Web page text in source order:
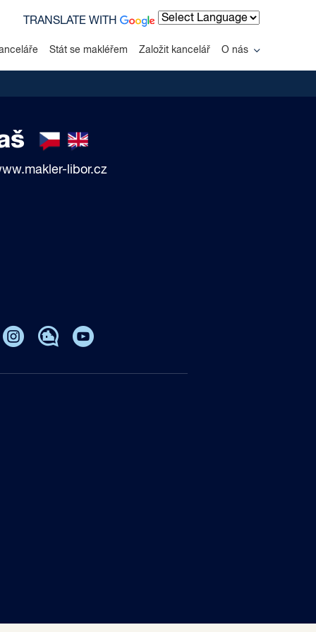
Stát se makléřem Založit kancelář O nás
TRANSLATE WITH
libor.cz